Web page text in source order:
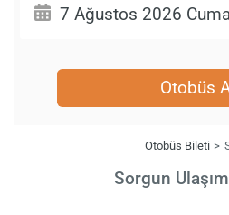
Otobüs
Otobüs Bileti
Sorgun